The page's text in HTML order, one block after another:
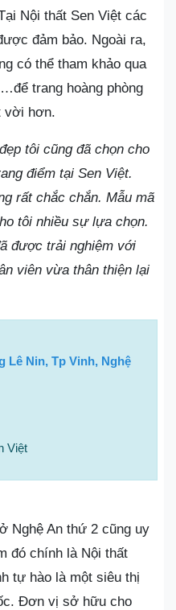
Nội thất Sen Việt các
đảm bảo. Ngoài ra,
có thể tham khảo qua
trang hoàng phòng
vời hơn.
tôi cũng đã chọn cho
điểm tại Sen Việt.
rất chắc chắn. Mẫu mã
tôi nhiều sự lựa chọn.
được trải nghiệm với
viên vừa thân thiện lại
Lê Nin, Tp Vinh, Nghệ
Việt
Nghệ An thứ 2 cũng uy
đó chính là Nội thất
tự hào là một siêu thị
Đơn vị sở hữu cho